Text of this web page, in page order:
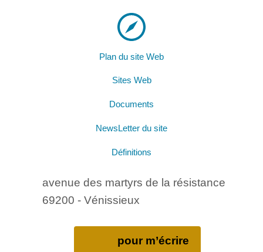
Plan du site Web
Sites Web
Documents
NewsLetter du site
Définitions
avenue des martyrs de la résistance
69200 - Vénissieux
pour m’écrire